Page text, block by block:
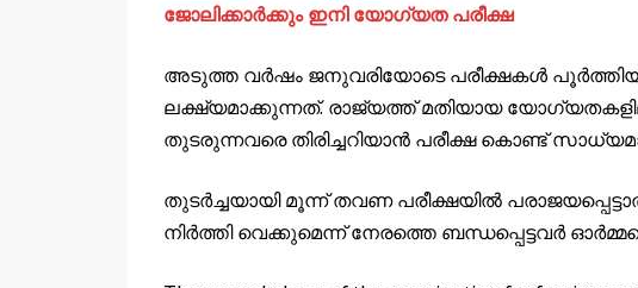
ജോലിക്കാർക്കും ഇനി യോഗ്യത പരീക്ഷ
അടുത്ത വർഷം ജനുവരിയോടെ പരീക്ഷകൾ
ലക്ഷ്യമാക്കുന്നത്. രാജ്യത്ത് മതിയായ
തുടരുന്നവരെ തിരിച്ചറിയാൻ പരീക്ഷ കൊണ്ട്
തുടർച്ചയായി മൂന്ന് തവണ പരീക്ഷയിൽ
നിർത്തി വെക്കുമെന്ന് നേരത്തെ ബന്ധപ്പെട്ടവർ